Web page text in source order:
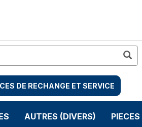
DE RECHANGE ET SERVICE
AUTRES (DIVERS)